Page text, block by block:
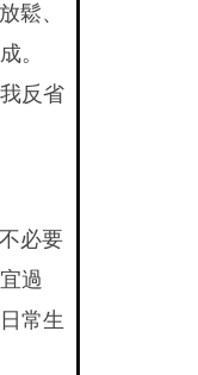
鬆、
。
反省
必要
過
常生